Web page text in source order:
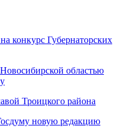
конкурс Губернаторских
областью
Троицкого района
новую редакцию